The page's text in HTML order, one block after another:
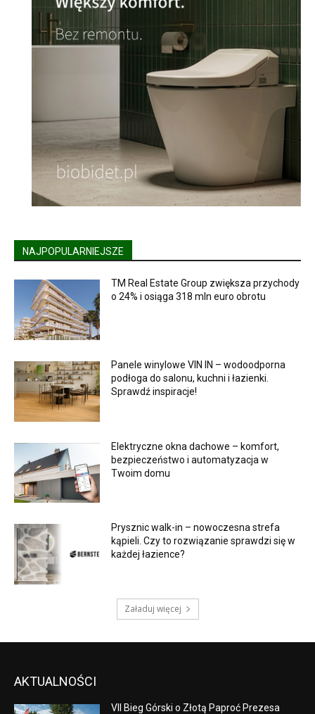
NAJPOPULARNIEJSZE
TM Real Estate Group zwiększa przychody
o 24% i osiąga 318 mln euro obrotu
Panele winylowe VIN IN – wodoodporna
podłoga do salonu, kuchni i łazienki.
Sprawdź inspiracje!
Elektryczne okna dachowe – komfort,
bezpieczeństwo i automatyzacja w
Twoim domu
Prysznic walk-in – nowoczesna strefa
kąpieli. Czy to rozwiązanie sprawdzi się w
każdej łazience?
Załaduj więcej
AKTUALNOŚCI
VII Bieg Górski o Złotą Paproć Prezesa